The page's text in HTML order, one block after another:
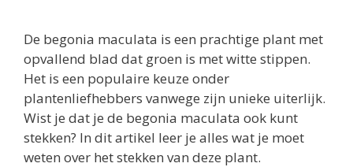
De begonia maculata is een prachtige plant met
opvallend blad dat groen is met witte stippen.
Het is een populaire keuze onder
plantenliefhebbers vanwege zijn unieke uiterlijk.
Wist je dat je de begonia maculata ook kunt
stekken? In dit artikel leer je alles wat je moet
weten over het stekken van deze plant.